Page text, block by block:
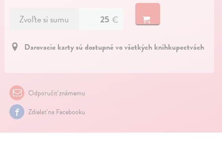
Zvoľte si sumu
Darovacie karty sú dostupné vo všetkých kníhkupectvách
Odporučiť známemu
Zdielať na Facebooku